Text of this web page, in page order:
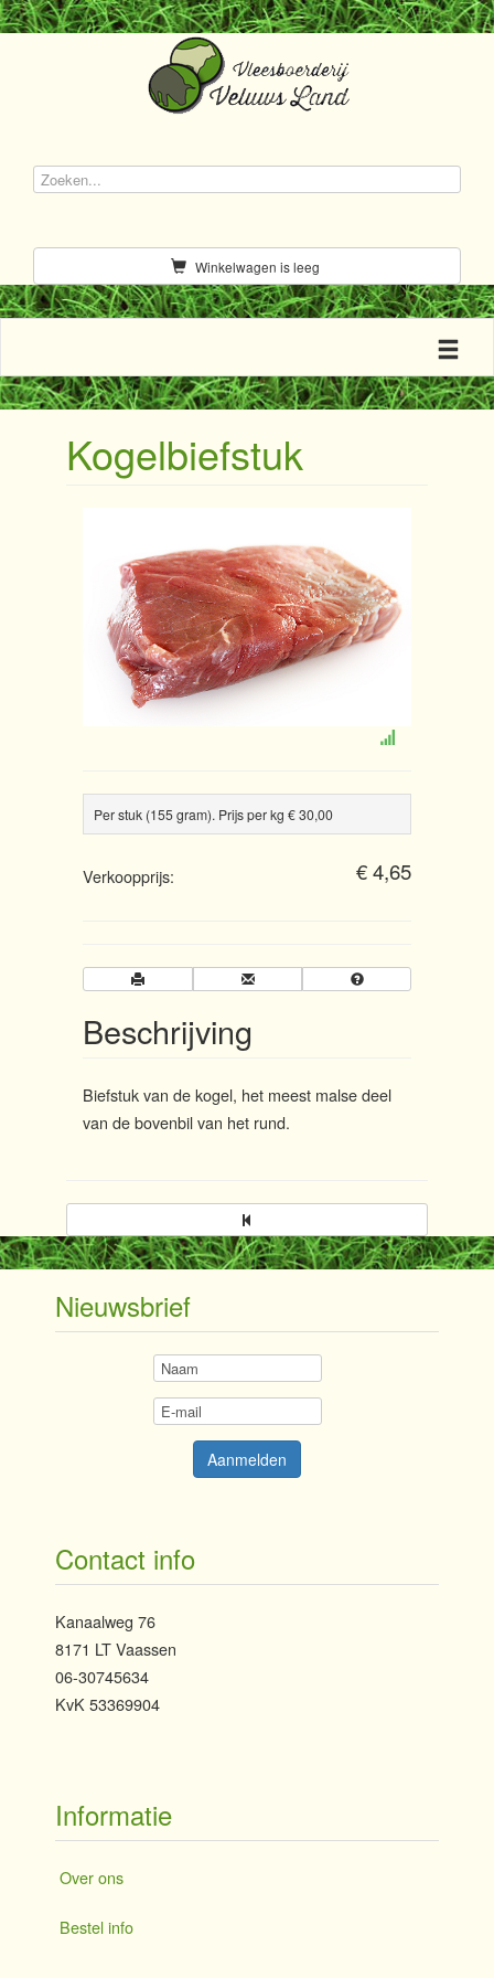
Winkelwagen is leeg
Toggle
Kogelbiefstuk
Per stuk (155 gram). Prijs per kg € 30,00
Verkoopprijs: € 4,65
Beschrijving
Biefstuk van de kogel, het meest malse deel
van de bovenbil van het rund.
Nieuwsbrief
Contact info
Kanaalweg 76
8171 LT Vaassen
06-30745634
KvK 53369904
Informatie
Over ons
Bestel info